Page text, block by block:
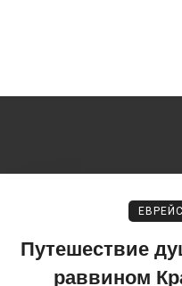
Путешествие
раввином